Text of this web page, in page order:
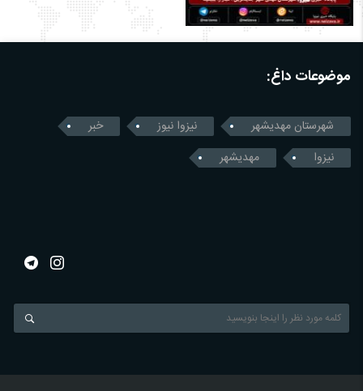
موضوعات داغ:
شهرستان مهدیشهر نیزوا نیوز
خبر
نیزوا
مهدیشهر